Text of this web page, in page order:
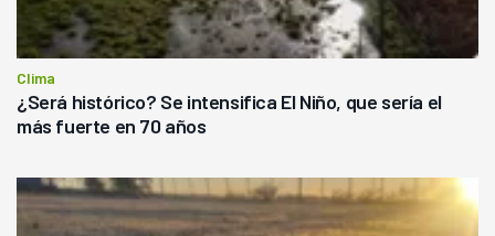
Clima
¿Será histórico? Se intensifica El Niño, que sería el
más fuerte en 70 años